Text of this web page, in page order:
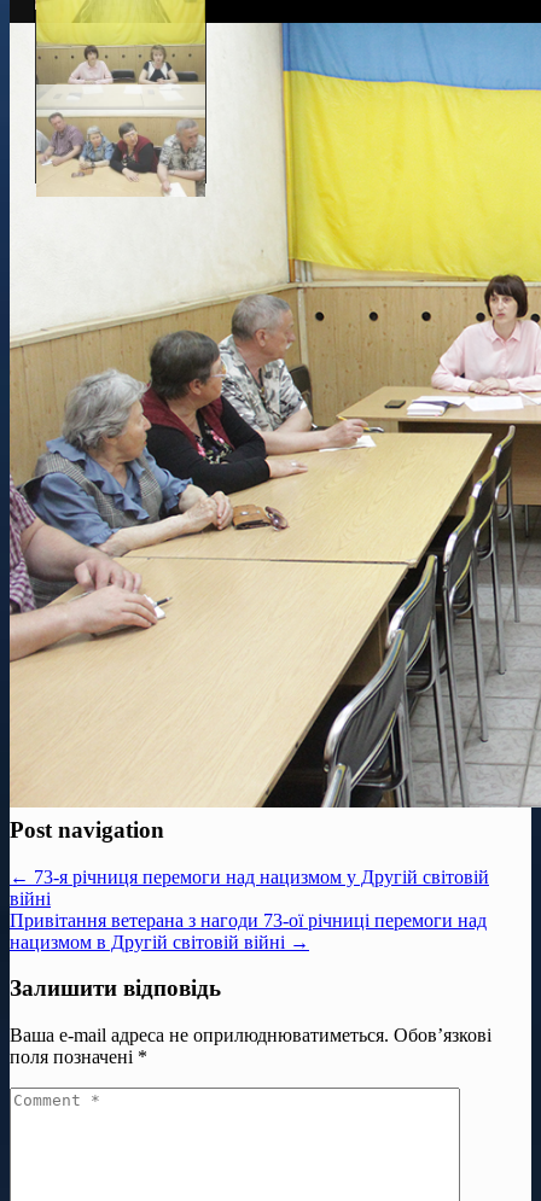
Post navigation
← 73-я річниця перемоги над нацизмом у Другій світовій
війні
Привітання ветерана з нагоди 73-ої річниці перемоги над
нацизмом в Другій світовій війні →
Залишити відповідь
Ваша e-mail адреса не оприлюднюватиметься. Обов’язкові
поля позначені *